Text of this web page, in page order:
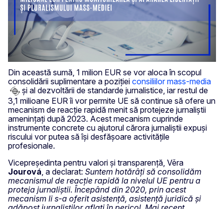
Din această sumă, 1 milion EUR se vor aloca în scopul
consolidării suplimentare a poziției consiliilor mass-media
și al dezvoltării de standarde jurnalistice, iar restul de
3,1 milioane EUR îi vor permite UE să continue să ofere un
mecanism de reacție rapidă menit să protejeze jurnaliștii
amenințați după 2023. Acest mecanism cuprinde
instrumente concrete cu ajutorul cărora jurnaliștii expuși
riscului vor putea să își desfășoare activitățile
profesionale.
Vicepreședinta pentru valori și transparență, Věra
Jourová , a declarat: Suntem hotărâți să consolidăm
mecanismul de reacție rapidă la nivelul UE pentru a
proteja jurnaliștii. Începând din 2020, prin acest
mecanism li s-a oferit asistență, asistență juridică și